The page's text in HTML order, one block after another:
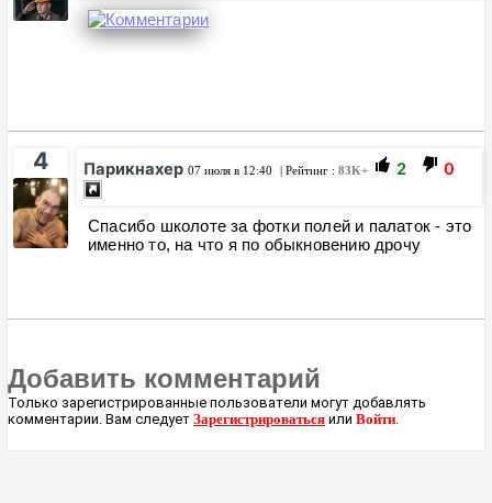
4 Парикнахер 07 июля в 12:40 | Рейтинг : 83K+ 2 0
Спасибо школоте за фотки полей и палаток - это
именно то, на что я по обыкновению дрочу
Добавить комментарий
Только зарегистрированные пользователи могут добавлять
комментарии. Вам следует Зарегистрироваться или Войти.